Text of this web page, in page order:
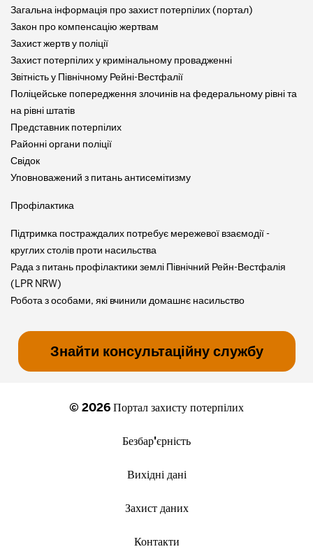
Загальна інформація про захист потерпілих (портал)
Закон про компенсацію жертвам
Захист жертв у поліції
Захист потерпілих у кримінальному провадженні
Звітність у Північному Рейні-Вестфалії
Поліцейське попередження злочинів на федеральному рівні та
на рівні штатів
Представник потерпілих
Районні органи поліції
Свідок
Уповноважений з питань антисемітизму
Профілактика
Підтримка постраждалих потребує мережевої взаємодії -
круглих столів проти насильства
Рада з питань профілактики землі Північний Рейн-Вестфалія
(LPR NRW)
Робота з особами, які вчинили домашнє насильство
Знайти консультаційну службу
© 2026 Портал захисту потерпілих
Безбар'єрність
Вихідні дані
Захист даних
Контакти